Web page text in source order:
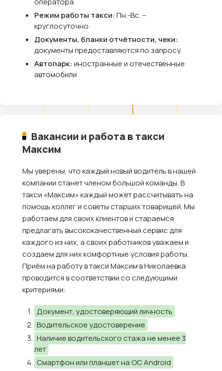
Режим работы такси:Пн.-Вс. –
круглосуточно
Документы, бланки отчётности, чеки:
документы предоставляются по запросу
Автопарк:иностранные и отечественные
автомобили
Вакансии и работа в такси
Максим
Мы уверены, что каждый новый водитель в нашей
компании станет членом большой команды. В
такси «Максим» каждый может рассчитывать на
помощь коллег и советы старших товарищей. Мы
работаем для своих клиентов и стараемся
предлагать высококачественный сервис для
каждого из них, а своих работников уважаем и
создаем для них комфортные условия работы.
Приём на работу в такси Максим в Николаевка
проводится в соответствии со следующими
критериями:
Документ, удостоверяющий личность
Водительское удостоверение
Наличие водительского стажа не менее 3
лет
Смартфон или планшет на ОС Android